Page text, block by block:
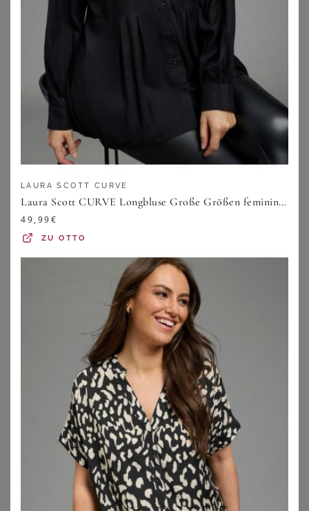
SHEEGO
19,99€
ZU SHEEGO
SHEEGO BY JOE BROWNS
Bluse mit Stehkragen
Bluse aus Baumwoll-Viskose Mix
BONPRIX
BONPRIX
18,99€
ZU BONPRIX
LAURA SCOTT CURVE
Laura Scott CURVE Longbluse Große Größen femininer Stil, aus Viskose, unifarbene Optik, mit Knöpfen
49,99€
ZUOTTO